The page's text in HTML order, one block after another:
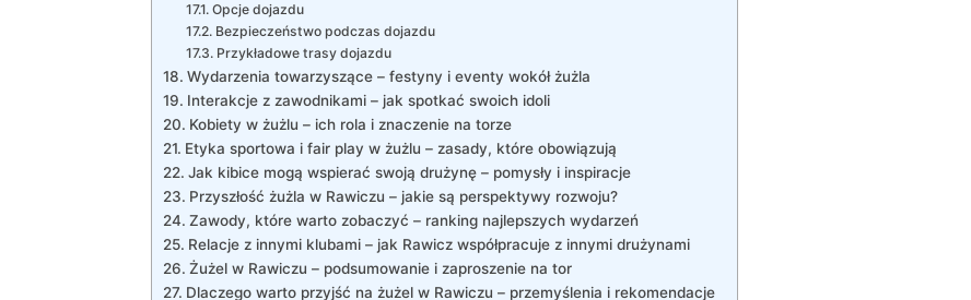
Opcje dojazdu
Bezpieczeństwo podczas dojazdu
Przykładowe trasy dojazdu
Wydarzenia towarzyszące – festyny i eventy wokół żużla
Interakcje z zawodnikami – jak spotkać swoich idoli
Kobiety w żużlu – ich rola i znaczenie na torze
Etyka sportowa i fair play w żużlu – zasady, które obowiązują
Jak kibice mogą wspierać swoją drużynę – pomysły i inspiracje
Przyszłość żużla w Rawiczu – jakie są perspektywy rozwoju?
Zawody, które warto zobaczyć – ranking najlepszych wydarzeń
Relacje z innymi klubami – jak Rawicz współpracuje z innymi drużynami
Żużel w Rawiczu – podsumowanie i zaproszenie na tor
Dlaczego warto przyjść na żużel w Rawiczu – przemyślenia i rekomendacje